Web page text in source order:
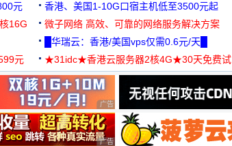
99元/月起
元 香港、美国1-10G口宿主机低至3500元起
16G
微子网络 高效、可靠的网络服务解决方案
█华瑞云：香港/美国vps仅需0.6元/天█
元
★31idc★香港云服务器2核4G★30天免费试
用◆
择 广告 商业广告，理性选择
选择 广告 商业广告，理性选择